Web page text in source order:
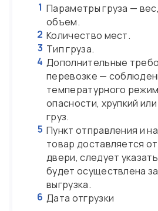
1 Параметры груза —
объем.
2 Количество мест.
3 Тип груза.
4 Дополнительные
перевозке —
температурного
опасности, хрупкий
груз.
5 Пункт отправления и
товар доставляется
двери, следует
будет осуществлена
выгрузка.
6 Дата отгрузки